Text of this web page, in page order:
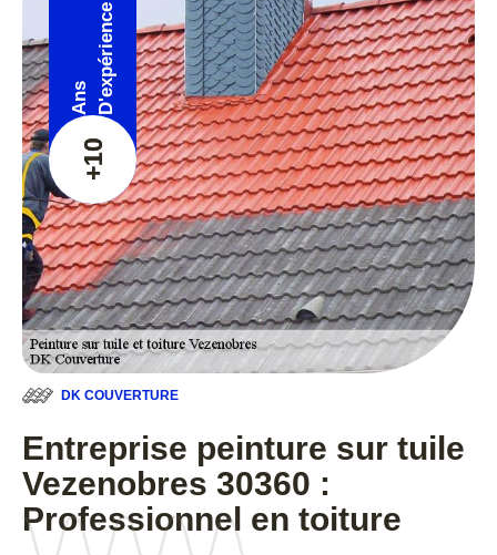
+10
Ans D'expérience
DK COUVERTURE
Entreprise peinture sur tuile
Vezenobres 30360 :
Professionnel en toiture